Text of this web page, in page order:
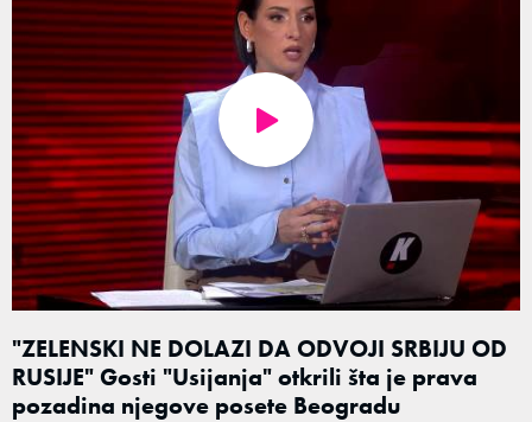
"ZELENSKI NE DOLAZI DA ODVOJI SRBIJU OD
RUSIJE" Gosti "Usijanja" otkrili šta je prava
pozadina njegove posete Beogradu